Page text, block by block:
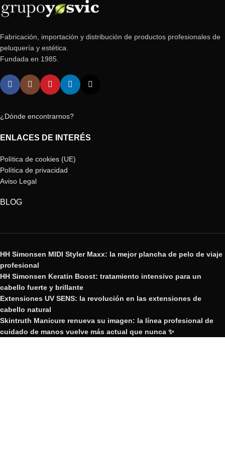
Fabricación, importación y distribución de productos profesionales de
peluquería y estética.
Fundada en 1985.
¿Dónde encontrarnos?
ENLACES DE INTERÉS
Política de cookies (UE)
Política de privacidad
Aviso Legal
BLOG
HH Simonsen MIDI Styler Maxx: la mejor plancha de pelo de viaje
profesional
HH Simonsen Keratin Boost: tratamiento intensivo para un
cabello fuerte y brillante
Extensiones UV SENS: la revolución en las extensiones de
cabello natural
Skintruth Manicure renueva su imagen: la línea profesional de
cuidado de manos vuelve más actual que nunca ✨